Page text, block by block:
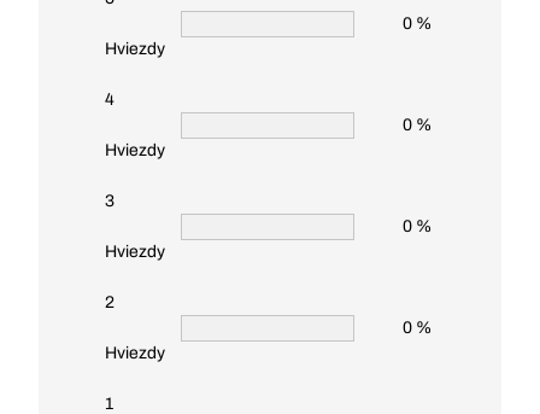
Hviezdy
0 %
4
Hviezdy
0 %
3
Hviezdy
0 %
2
Hviezdy
0 %
1